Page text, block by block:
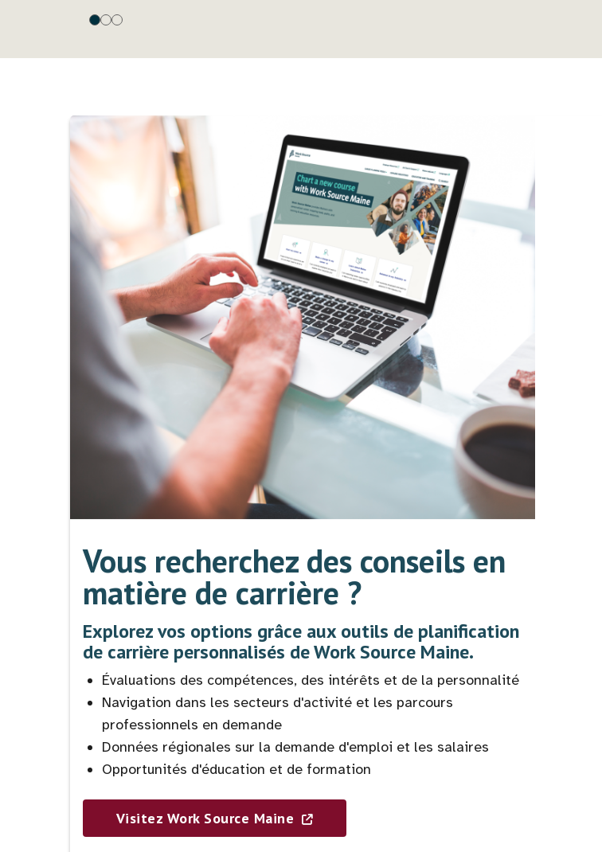
Vous recherchez des conseils en
matière de carrière ?
Explorez vos options grâce aux outils de planification
de carrière personnalisés de Work Source Maine.
Évaluations des compétences, des intérêts et de la personnalité
Navigation dans les secteurs d'activité et les parcours
professionnels en demande
Données régionales sur la demande d'emploi et les salaires
Opportunités d'éducation et de formation
Visitez Work Source Maine